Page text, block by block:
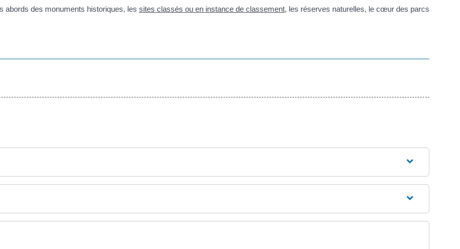
abords des monuments historiques, les sites classés ou en instance de classement, les réserves naturelles, le cœur des parcs